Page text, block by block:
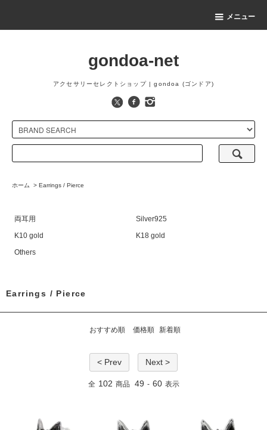
メニュー
gondoa-net
アクセサリーセレクトショップ | gondoa (ゴンドア)
ホーム > Earrings / Pierce
両耳用
Silver925
K10 gold
K18 gold
Others
Earrings / Pierce
おすすめ順 価格順 新着順
< Prev Next >
全 102 商品 49 - 60 表示